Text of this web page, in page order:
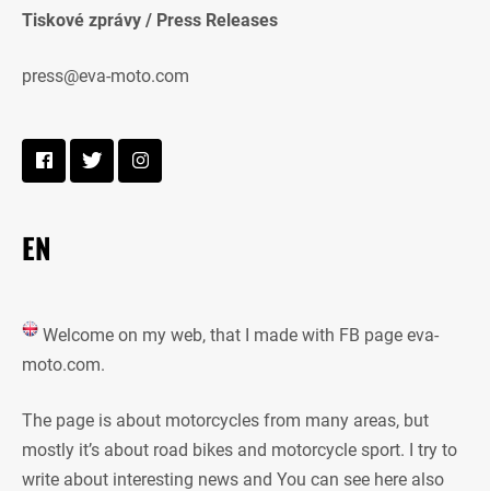
Tiskové zprávy / Press Releases
press@eva-moto.com
EN
Welcome on my web, that I made with FB page eva-
moto.com.
The page is about motorcycles from many areas, but
mostly it’s about road bikes and motorcycle sport. I try to
write about interesting news and You can see here also